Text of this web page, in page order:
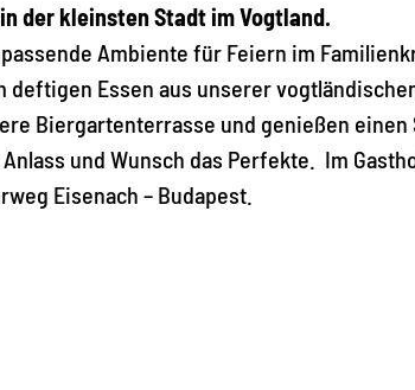
der kleinsten Stadt im Vogtland.
Ambiente für Feiern im
deftigen Essen aus unserer
Biergartenterrasse und genießen
und Wunsch das Perfekte. Im
Eisenach – Budapest.